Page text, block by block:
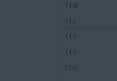
110
112
115
117
120